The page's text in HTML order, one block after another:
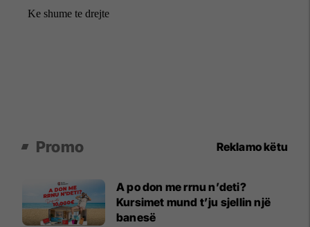
Promo Reklamo këtu
A po don me rrnu n’deti?
Kursimet mund t’ju sjellin një
banesë